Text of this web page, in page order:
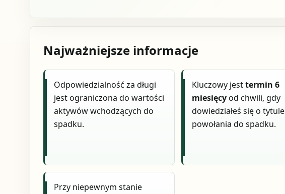
Najważniejsze informacje
Odpowiedzialność za długi
jest ograniczona do wartości
aktywów wchodzących do
spadku.
Kluczowy jesttermin 6
miesięcyod chwili, gdy
dowiedziałeś się o tytule
powołania do spadku.
Przy niepewnym stanie